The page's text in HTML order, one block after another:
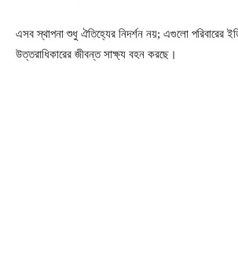
এসব স্থাপনা শুধু ঐতিহ্যের নিদর্শন নয়; এগুলো পরিবারের
উত্তরাধিকারের জীবন্ত সাক্ষ্য বহন করছে।